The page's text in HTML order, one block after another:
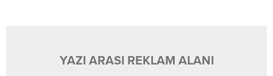
YAZI ARASI REKLAM ALANI